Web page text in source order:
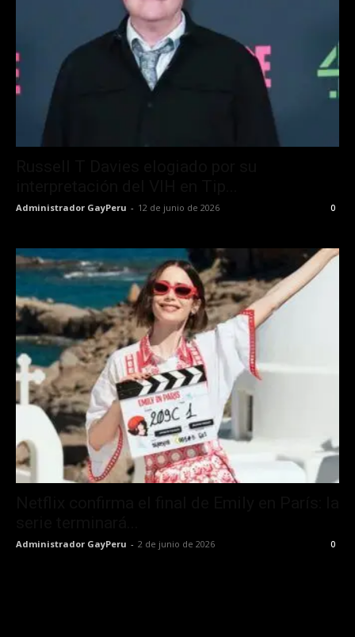
Administrador GayPeru - 12 de junio de 2026 0
Administrador GayPeru - 2 de junio de 2026 0